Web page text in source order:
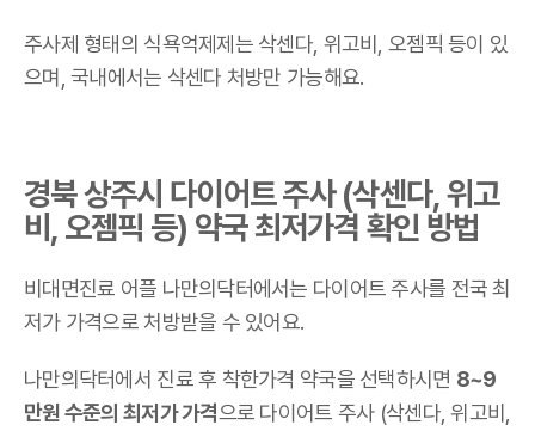
주사제 형태의 식욕억제제는 삭센다, 위고비, 오젬픽 등이 있
으며,국내에서는 삭센다 처방만 가능해요.
경북 상주시 다이어트 주사 (삭센다, 위고
비, 오젬픽 등) 약국 최저가격 확인 방법
비대면진료 어플 나만의닥터에서는 다이어트 주사를 전국 최
저가 가격으로 처방받을 수 있어요.
나만의닥터에서 진료 후 착한가격 약국을 선택하시면 8~9
만원 수준의 최저가 가격으로 다이어트 주사 (삭센다, 위고비,